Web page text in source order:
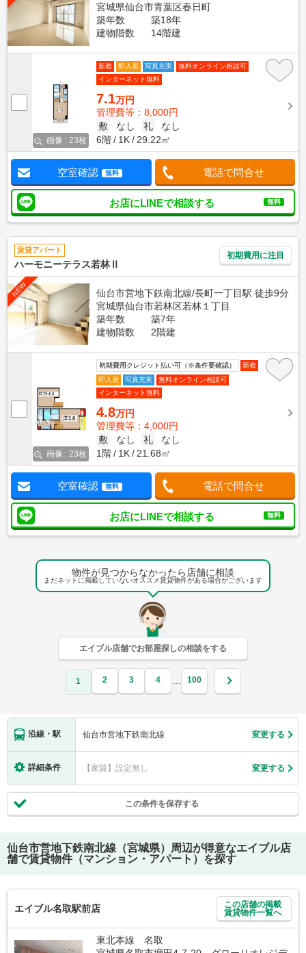
宮城県仙台市青葉区春日町
築年数
築18年
建物階数
14階建
画像 : 23枚
新着 即入居 写真充実
無料オンライン相談可
インターネット無料
7.1万円
管理費等：8,000円
敷
なし 礼
なし
6階
1K 29.22㎡
空室確認 無料 電話で問合せ
お店にLINEで相談する 無料
賃貸アパート
ハーモニーテラス若林Ⅱ
初期費用に注目
NEW
仙台市営地下鉄南北線/長町一丁目駅 徒歩9分
宮城県仙台市若林区若林１丁目
築年数
築7年
建物階数
2階建
画像 : 23枚
初期費用クレジット払い可（※条件要確認）
新着
即入居
写真充実
無料オンライン相談可
インターネット無料
4.8万円
管理費等：4,000円
敷
なし 礼
なし
1階
1K 21.68㎡
空室確認 無料 電話で問合せ
お店にLINEで相談する 無料
物件が見つからなかったら店舗に相談
まだネットに掲載していないオススメ賃貸物件がある場合がございます
エイブル店舗でお部屋探しの相談をする
1 2 3 4 … 100
沿線・駅 仙台市営地下鉄南北線 変更する
詳細条件 【家賃】設定無し 変更する
この条件を保存する
仙台市営地下鉄南北線（宮城県）
周辺が得意なエイブル店
舗で賃貸物件（マンション・アパート）を探す
エイブル名取駅前店
この店舗の掲載
賃貸物件一覧へ
東北本線 名取